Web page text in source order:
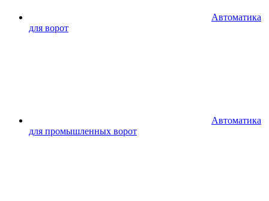
Автоматика
для ворот
Автоматика
для промышленных ворот